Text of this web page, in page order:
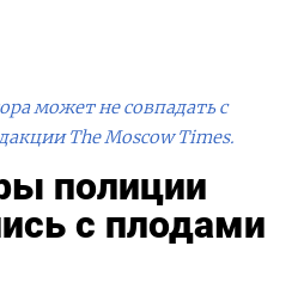
может не совпадать с
The Moscow Times.
полиции
с плодами